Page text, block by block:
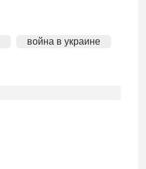
война в украине